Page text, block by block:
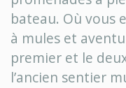
bateau. Où vous
à mules et
premier et le
l’ancien sentier